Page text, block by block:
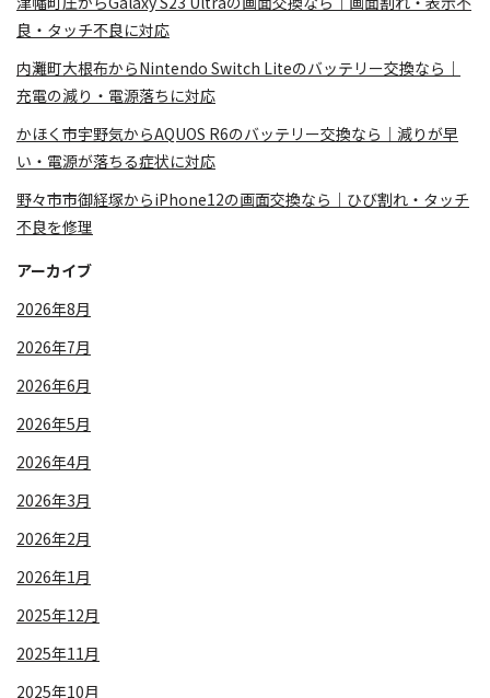
良・タッチ不良に対応
内灘町大根布からNintendo Switch Liteのバッテリー交換なら｜
充電の減り・電源落ちに対応
かほく市宇野気からAQUOS R6のバッテリー交換なら｜減りが早
い・電源が落ちる症状に対応
野々市市御経塚からiPhone12の画面交換なら｜ひび割れ・タッチ
不良を修理
アーカイブ
2026年8月
2026年7月
2026年6月
2026年5月
2026年4月
2026年3月
2026年2月
2026年1月
2025年12月
2025年11月
2025年10月